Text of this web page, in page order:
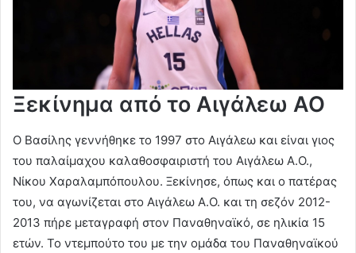
Ξεκίνημα από το Αιγάλεω ΑΟ
Ο Βασίλης γεννήθηκε το 1997 στο Αιγάλεω και είναι γιος
του παλαίμαχου καλαθοσφαιριστή του Αιγάλεω Α.Ο.,
Νίκου Χαραλαμπόπουλου. Ξεκίνησε, όπως και ο πατέρας
του, να αγωνίζεται στο Αιγάλεω Α.Ο. και τη σεζόν 2012-
2013 πήρε μεταγραφή στον Παναθηναϊκό, σε ηλικία 15
ετών. Το ντεμπούτο του με την ομάδα του Παναθηναϊκού